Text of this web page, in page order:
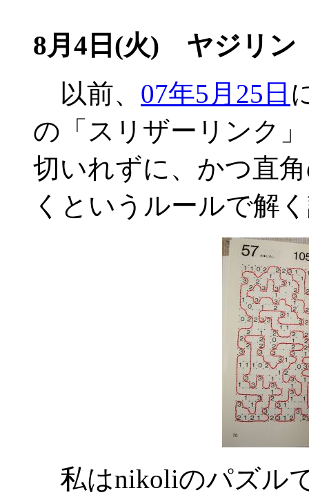
8月4日(火) ヤジリン
以前、 07年5月25日
の「スリザーリンク
切いれずに、かつ直
くというルールで解
私はnikoliのパズル